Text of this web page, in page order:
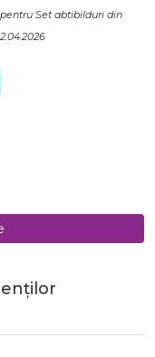
Set abtibilduri din